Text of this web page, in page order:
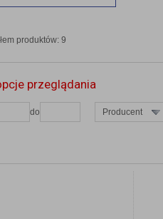
produktów: 9
przeglądania
do Producent